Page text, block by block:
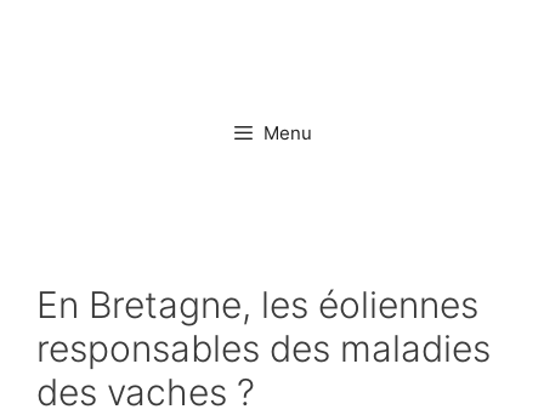
Menu
En Bretagne, les éoliennes
responsables des maladies
des vaches ?